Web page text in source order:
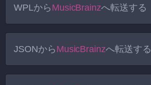
WPLから MusicBrainzへ転送する
JSONから MusicBrainzへ転送する